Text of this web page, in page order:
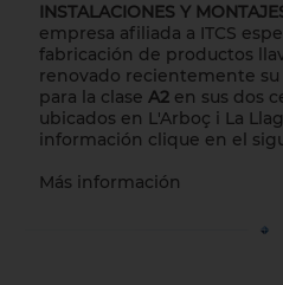
INSTALACIONES Y
empresa afiliada a ITCS
fabricación de productos
renovado recientemente
para la clase A2en sus dos
ubicados en L'Arboç i La
información clique en el
Más información